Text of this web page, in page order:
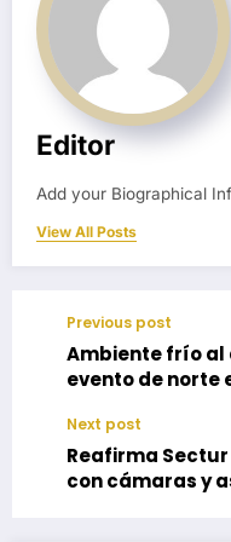
Editor
Add your Biographical
View All Posts
Previous post
Ambiente frío al
evento de norte
Next post
Reafirma
con cámaras y